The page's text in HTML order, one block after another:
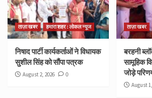
ताज़ा खबर हमारा शहर : लोकल न्यूज
निषाद पार्टी कार्यकर्ताओं ने विधायक
सुशील सिंह को सौंपा पत्रक
August 2, 2026 0
ताज़ा खबर
बरहनी
सामूहिक
जोड़े
August